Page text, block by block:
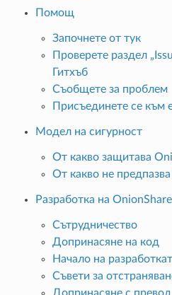
Помощ
Започнете от тук
Проверете раздел
Гитхъб
Съобщете за проблем
Присъединете се към
Модел на сигурност
От какво защитава
От какво не
Разработка на OnionShare
Сътрудничество
Допринасяне на код
Начало на
Съвети за